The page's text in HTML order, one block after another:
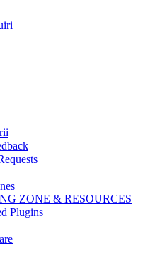
ZONE & RESOURCES
Plugins